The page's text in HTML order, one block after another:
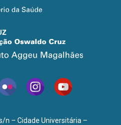
n – Cidade Universitária –